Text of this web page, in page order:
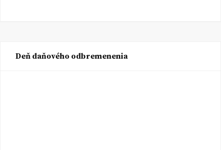
Deň daňového odbremenenia